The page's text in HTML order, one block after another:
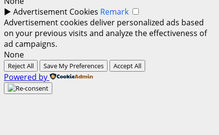
► Advertisement Cookies Remark
Advertisement cookies deliver personalized ads based
on your previous visits and analyze the effectiveness of
ad campaigns.
None
Reject All Save My Preferences Accept All
Powered by